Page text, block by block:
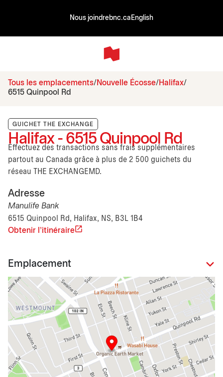
Nous joindrebnc.ca English
Tous les emplacements Nouvelle Écosse Halifax
6515 Quinpool Rd
GUICHET THE EXCHANGE
Halifax - 6515 Quinpool Rd
Effectuez des transactions sans frais supplémentaires
partout au Canada grâce à plus de 2 500 guichets du
réseau THE EXCHANGEMD.
Adresse
Manulife Bank
6515 Quinpool Rd, Halifax, NS, B3L 1B4
Obtenir l'itinéraire
Emplacement